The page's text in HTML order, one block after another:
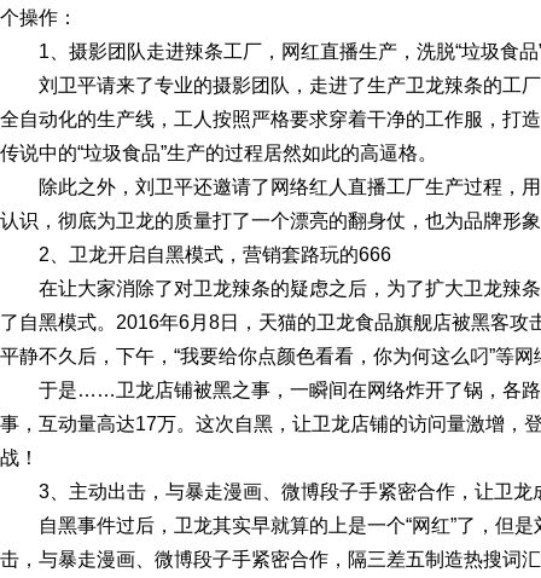
个操作：
1、摄影团队走进辣条工厂，网红直播生产，洗脱“垃圾食品
刘卫平请来了专业的摄影团队，走进了生产卫龙辣条的工
全自动化的生产线，工人按照严格要求穿着干净的工作服，打
传说中的“垃圾食品”生产的过程居然如此的高逼格。
除此之外，刘卫平还邀请了网络红人直播工厂生产过程，
认识，彻底为卫龙的质量打了一个漂亮的翻身仗，也为品牌形
2、卫龙开启自黑模式，营销套路玩的666
在让大家消除了对卫龙辣条的疑虑之后，为了扩大卫龙辣
了自黑模式。2016年6月8日，天猫的卫龙食品旗舰店被黑客攻
平静不久后，下午，“我要给你点颜色看看，你为何这么叼”等
于是……卫龙店铺被黑之事，一瞬间在网络炸开了锅，各
事，互动量高达17万。这次自黑，让卫龙店铺的访问量激增，
战！
3、主动出击，与暴走漫画、微博段子手紧密合作，让卫龙
自黑事件过后，卫龙其实早就算的上是一个“网红”了，但
击，与暴走漫画、微博段子手紧密合作，隔三差五制造热搜词